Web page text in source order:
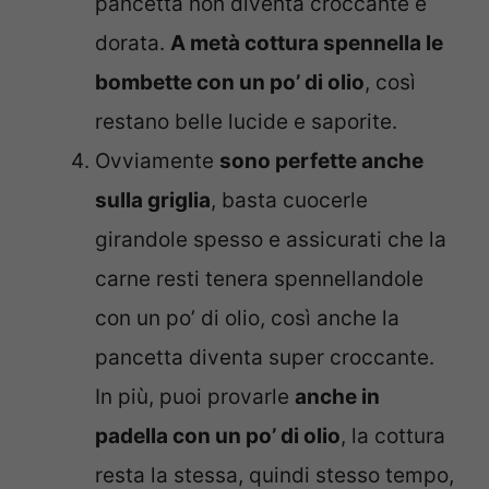
dorata. A metà cottura spennella le
bombette con un po’ di olio, così
restano belle lucide e saporite.
Ovviamente sono perfette anche
sulla griglia, basta cuocerle
girandole spesso e assicurati che la
carne resti tenera spennellandole
con un po’ di olio, così anche la
pancetta diventa super croccante.
In più, puoi provarle anche in
padella con un po’ di olio, la cottura
resta la stessa, quindi stesso tempo,